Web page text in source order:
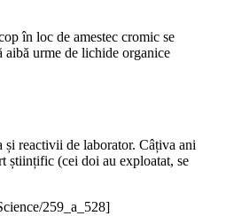
în loc de amestec cromic se
aibă urme de lichide organice
și reactivii de laborator. Câțiva ani
științific (cei doi au exploatat, se
259_a_528]